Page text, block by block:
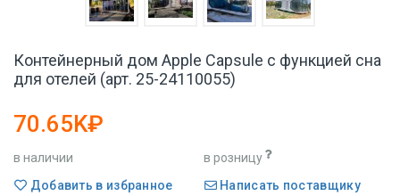
Контейнерный дом Apple Capsule с функцией сна
для отелей (арт. 25-24110055)
70.65K₽
в наличии
в розницу
Добавить в избранное
Написать поставщику